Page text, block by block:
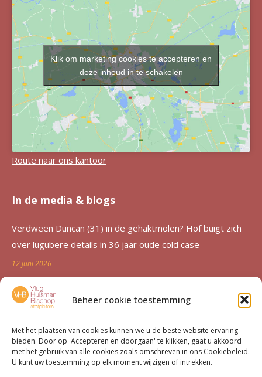
Beheer cookie toestemming
Met het plaatsen van cookies kunnen we u de beste website ervaring
bieden. Door op 'Accepteren en doorgaan' te klikken, gaat u akkoord
met het gebruik van alle cookies zoals omschreven in ons Cookiebeleid.
U kunt uw toestemming op elk moment wijzigen of intrekken.
Klik om marketing cookies te accepteren en
deze inhoud in te schakelen
Route naar ons kantoor
In de media & blogs
Verdween Duncan (31) in de gehaktmolen? Hof buigt zich
over lugubere details in 36 jaar oude cold case
12 juni 2026
Zutphen al 36 jaar in de ban van verdwijning Duncan
Zwakke: ‘Een etterende wond voor de familie’
Advocatenechtpaar Knoops bestraft door tuchtrechter om
excessief declareren